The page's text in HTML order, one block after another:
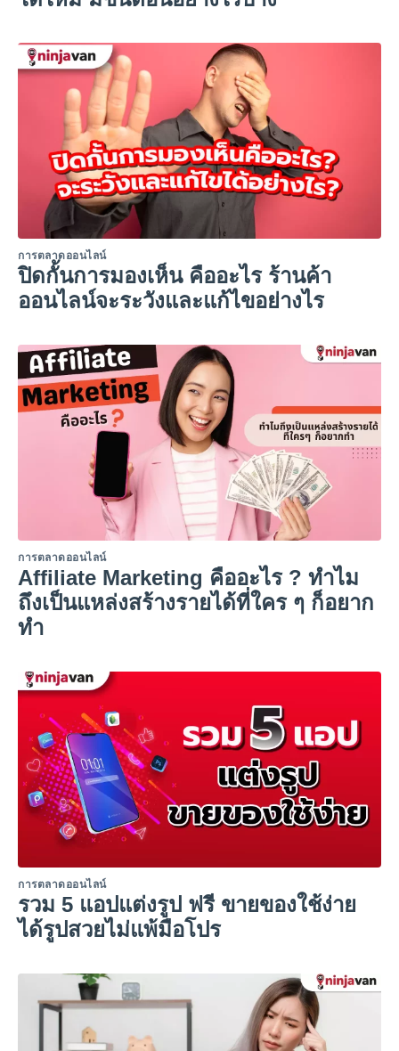
การตลาดออนไลน์
ปิดกั้นการมองเห็น คืออะไร ร้านค้า
ออนไลน์จะระวังและแก้ไขอย่างไร
การตลาดออนไลน์
Affiliate Marketing คืออะไร ? ทำไม
ถึงเป็นแหล่งสร้างรายได้ที่ใคร ๆ ก็อยาก
ทำ
การตลาดออนไลน์
รวม 5 แอปแต่งรูป ฟรี ขายของใช้ง่าย
ได้รูปสวยไม่แพ้มือโปร